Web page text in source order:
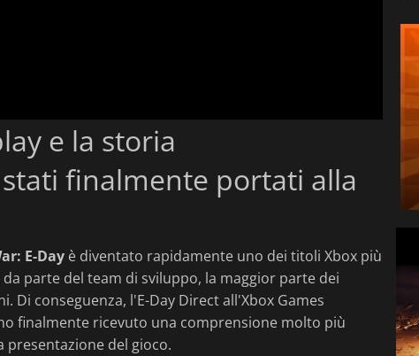
e la storia
finalmente portati alla
E-Day è diventato rapidamente uno dei titoli Xbox più
parte del team di sviluppo, la maggior parte dei
Di conseguenza, l'E-Day Direct all'Xbox Games
finalmente ricevuto una comprensione molto più
presentazione del gioco.